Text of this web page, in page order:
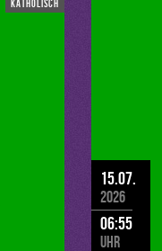
katholisch
15.07.
2026
06:55
Uhr